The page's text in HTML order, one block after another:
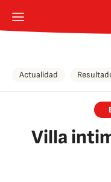
Actualidad
Villa